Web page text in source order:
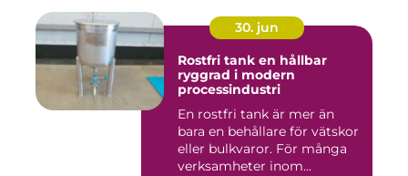
30. jun
Rostfri tank en hållbar
ryggrad i modern
processindustri
En rostfri tank är mer än
bara en behållare för vätskor
eller bulkvaror. För många
verksamheter inom...